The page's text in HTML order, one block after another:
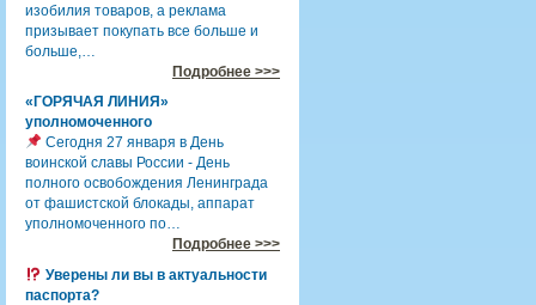
изобилия товаров, а реклама
призывает покупать все больше и
больше,…
Подробнее >>>
«ГОРЯЧАЯ ЛИНИЯ»
уполномоченного
Сегодня 27 января в День
воинской славы России - День
полного освобождения Ленинграда
от фашистской блокады, аппарат
уполномоченного по…
Подробнее >>>
Уверены ли вы в актуальности
паспорта?